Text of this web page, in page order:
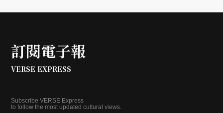
訂閱電子報
VERSE EXPRESS
Subscribe VERSE Express
to follow the most updated cultural views.